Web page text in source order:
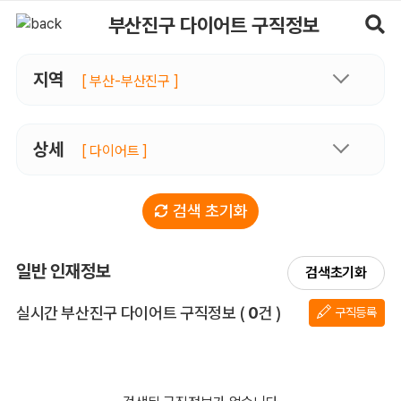
부산진구 다이어트 구직정보
지역 [ 부산-부산진구 ]
상세 [ 다이어트 ]
검색 초기화
일반 인재정보 검색초기화
실시간 부산진구 다이어트 구직정보 전체 목록
( 0건 ) 구직등록